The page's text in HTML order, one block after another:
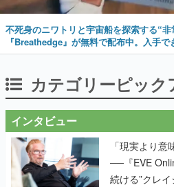
不死身のニワトリと宇宙船を探索する“
『Breathedge』が無料で配布中。入手
カテゴリーピック
インタビュー
「現実より意
──『EVE
続ける”クレ